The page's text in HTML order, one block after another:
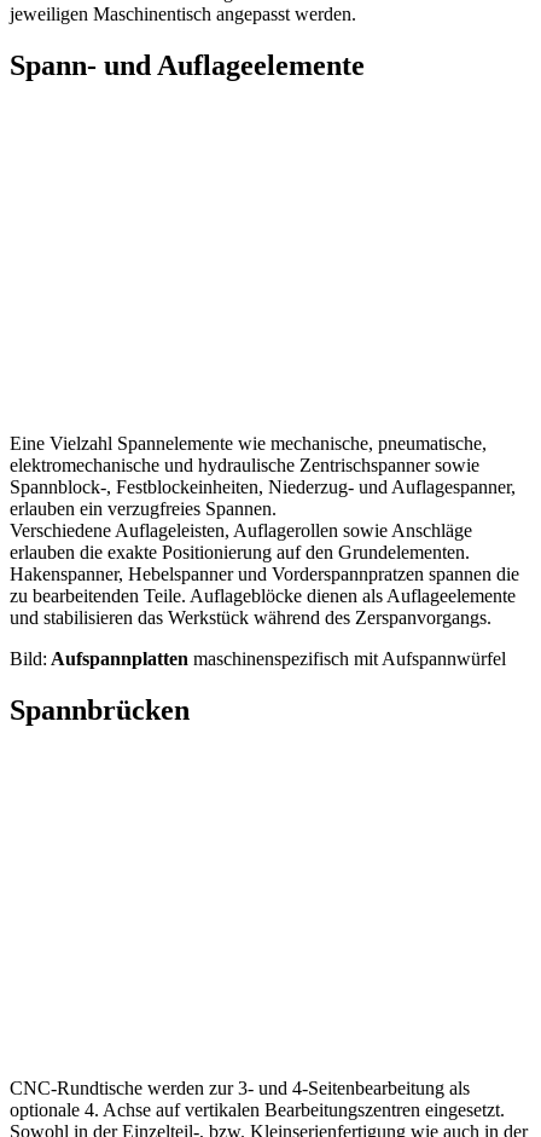
jeweiligen Maschinentisch angepasst werden.
Spann- und Auflageelemente
Eine Vielzahl Spannelemente wie mechanische, pneumatische,
elektromechanische und hydraulische Zentrischspanner sowie
Spannblock-, Festblockeinheiten, Niederzug- und Auflagespanner,
erlauben ein verzugfreies Spannen.
Verschiedene Auflageleisten, Auflagerollen sowie Anschläge
erlauben die exakte Positionierung auf den Grundelementen.
Hakenspanner, Hebelspanner und Vorderspannpratzen spannen die
zu bearbeitenden Teile. Auflageblöcke dienen als Auflageelemente
und stabilisieren das Werkstück während des Zerspanvorgangs.
Bild: Aufspannplatten maschinenspezifisch mit Aufspannwürfel
Spannbrücken
CNC-Rundtische werden zur 3- und 4-Seitenbearbeitung als
optionale 4. Achse auf vertikalen Bearbeitungszentren eingesetzt.
Sowohl in der Einzelteil-, bzw. Kleinserienfertigung wie auch in der